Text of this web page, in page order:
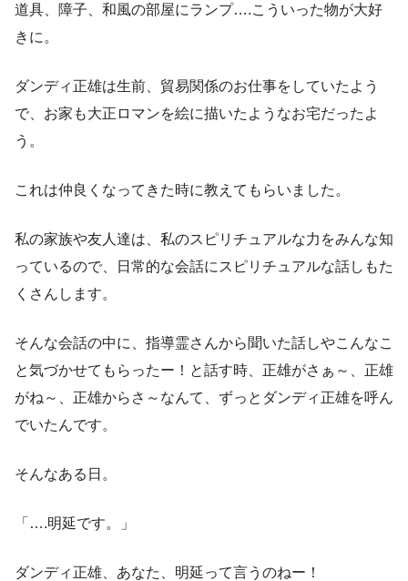
道具、障子、和風の部屋にランプ….こういった物が大好
きに。
ダンディ正雄は生前、貿易関係のお仕事をしていたよう
で、お家も大正ロマンを絵に描いたようなお宅だったよ
う。
これは仲良くなってきた時に教えてもらいました。
私の家族や友人達は、私のスピリチュアルな力をみんな知
っているので、日常的な会話にスピリチュアルな話しもた
くさんします。
そんな会話の中に、指導霊さんから聞いた話しやこんなこ
と気づかせてもらったー！と話す時、正雄がさぁ～、正雄
がね～、正雄からさ～なんて、ずっとダンディ正雄を呼ん
でいたんです。
そんなある日。
「….明延です。」
ダンディ正雄、あなた、明延って言うのねー！